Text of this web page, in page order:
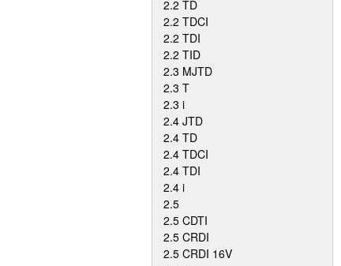
2.2 TD
2.2 TDCI
2.2 TDI
2.2 TID
2.3 MJTD
2.3 T
2.3 i
2.4 JTD
2.4 TD
2.4 TDCI
2.4 TDI
2.4 i
2.5
2.5 CDTI
2.5 CRDI
2.5 CRDI 16V